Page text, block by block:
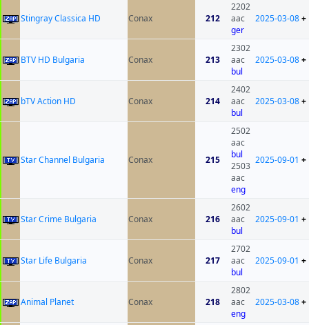
Stingray Classica HD Conax 212
2202
aac
ger
2025-03-08+
BTV HD Bulgaria Conax 213
2302
aac
bul
2025-03-08+
bTV Action HD Conax 214
2402
aac
bul
2025-03-08+
Star Channel Bulgaria Conax 215
2502
aac
bul
2503
aac
eng
2025-09-01 +
Star Crime Bulgaria Conax 216
2602
aac
bul
2025-09-01 +
Star Life Bulgaria Conax 217
2702
aac
bul
2025-09-01 +
Animal Planet Conax 218
2802
aac
eng
2025-03-08+